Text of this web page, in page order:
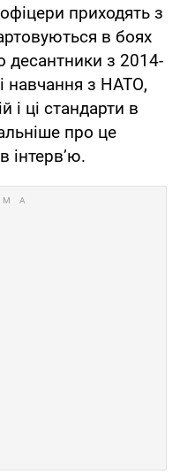
приходять з
в боях
з 2014-
навчання з НАТО,
і ці стандарти в
про це